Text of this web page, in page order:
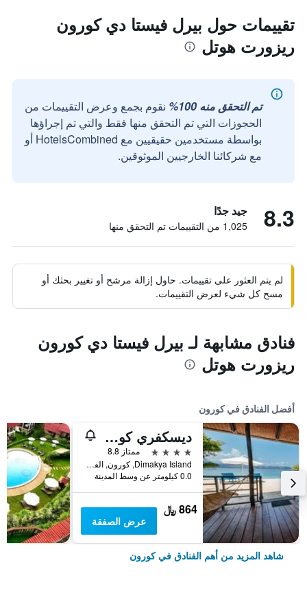
تقييمات حول بيرل فيستا دي كورون
ريزورت هوتل
تم التحقق منه 100%
نقوم بجمع وعرض التقييمات من
الحجوزات التي تم التحقق منها فقط والتي تم إجراؤها
بواسطة مستخدمين حقيقيين مع HotelsCombined أو
مع شركائنا الخارجيين الموثوقين.
8.3 جيد جدًا
1,025 من التقييمات تم التحقق منها
لم يتم العثور على تقييمات. حاول إزالة مرشح أو تغيير بحثك أو
مسح كل شيء لعرض التقييمات.
فنادق مشابهة لـ بيرل فيستا دي كورون
ريزورت هوتل
أفضل الفنادق في كورون
ديسكفري كورون
4 نجوم
ممتاز 8.8
Dimakya Island, كورون, الفلبين
0.0 كيلومتر عن وسط المدينة
864 ﷼
عرض الصفقة
شاهد المزيد من أهم الفنادق في كورون